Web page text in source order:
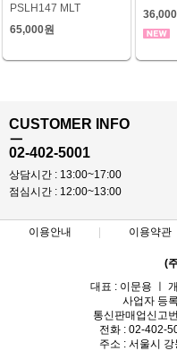
PSLH147 MLT
65,000원
CUSTOMER INFO
ㅡ
02-402-5001
상담시간 : 13:00~17:00
점심시간 : 12:00~13:00
이용안내 이용약관
(
대표 : 이문용 ㅣ
사업자 등
통신판매업신고
전화 : 02-402-
주소 : 서울시